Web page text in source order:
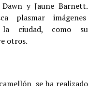
y Jaune Barnett.
plasmar imágenes
la ciudad, como su
otros.
se ha realizado